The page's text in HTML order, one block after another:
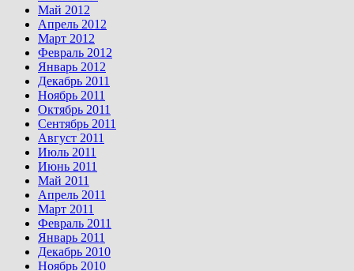
Май 2012
Апрель 2012
Март 2012
Февраль 2012
Январь 2012
Декабрь 2011
Ноябрь 2011
Октябрь 2011
Сентябрь 2011
Август 2011
Июль 2011
Июнь 2011
Май 2011
Апрель 2011
Март 2011
Февраль 2011
Январь 2011
Декабрь 2010
Ноябрь 2010